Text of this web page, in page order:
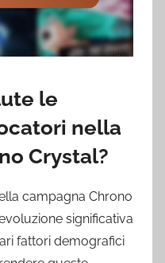
le
nella
Crystal?
campagna Chrono
significativa
fattori demografici